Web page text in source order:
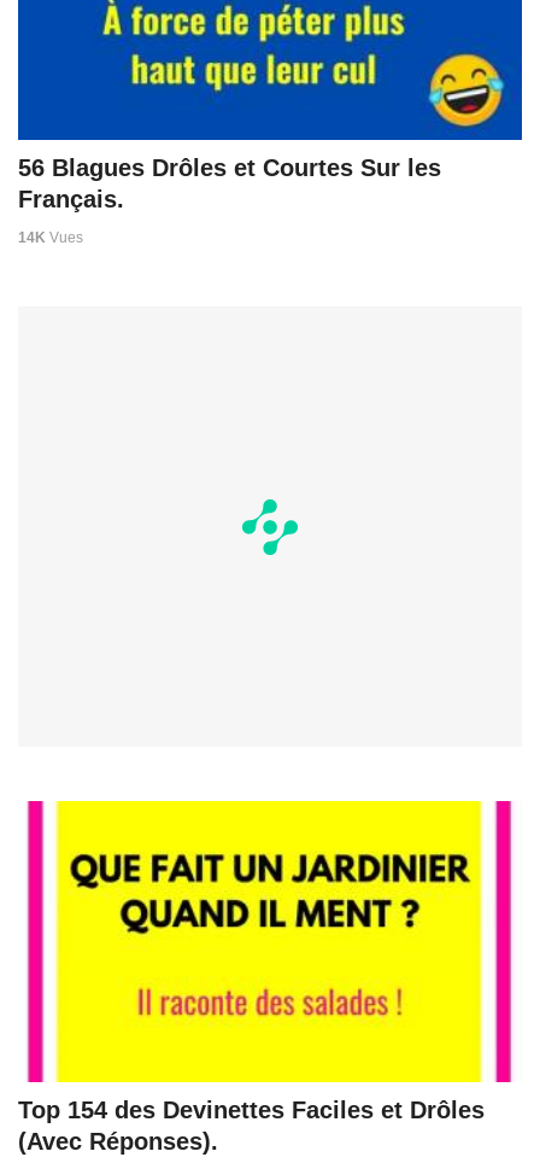
56 Blagues Drôles et Courtes Sur les
Français.
14K Vues
Top 154 des Devinettes Faciles et Drôles
(Avec Réponses).